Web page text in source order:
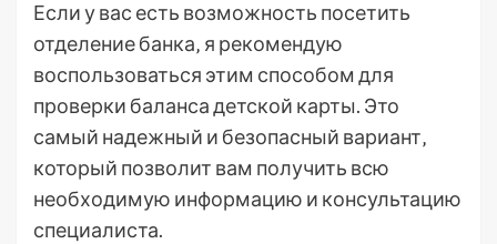
Если у вас есть возможность посетить
отделение банка‚ я рекомендую
воспользоваться этим способом для
проверки баланса детской карты. Это
самый надежный и безопасный вариант‚
который позволит вам получить всю
необходимую информацию и консультацию
специалиста.